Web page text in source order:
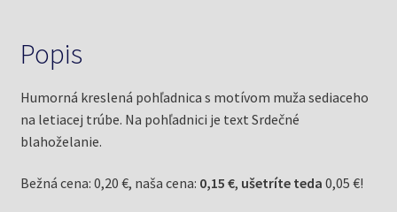
Popis
Humorná kreslená pohľadnica s motívom muža sediaceho
na letiacej trúbe. Na pohľadnici je text Srdečné
blahoželanie.
Bežná cena: 0,20 €, naša cena: 0,15 €, ušetríte teda 0,05 €!